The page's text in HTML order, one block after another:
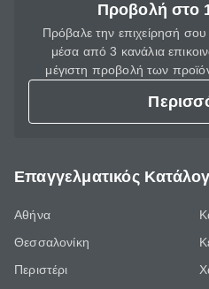
Προβολή στο
Πρόβαλε την επιχείρησή
μέσα από 3 κανάλια
μέγιστη προβολή των
Επαγγελματικός
Αθήνα
Θεσσαλονίκη
Περιστέρι